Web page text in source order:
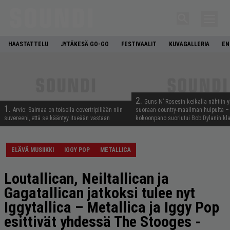
HAASTATTELU JYTÄKESÄ GO-GO FESTIVAALIT KUVAGALLERIA
1. Arvio: Saimaa on toisella covertripillään niin
suvereeni, että se kääntyy itseään vastaan
2. Guns N’ Rosesin keikalla nähtiin
suoraan country-maailman huipulta
kokoonpano suoriutui Bob Dylanin
ELÄVÄ MUSIIKKI IGGY POP METALLICA
Loutallican, Neiltallican ja
Gagatallican jatkoksi tulee nyt
Iggytallica – Metallica ja Iggy Pop
esittivät yhdessä The Stooges -